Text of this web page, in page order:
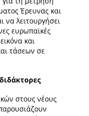
Έρευνας και
να λειτουργήσει
ευρωπαϊκές
και
τάσεων σε
στους νέους